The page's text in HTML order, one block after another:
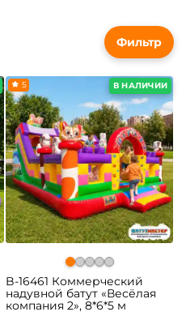
В НАЛИЧИИ
5
B-16461 Коммерческий
надувной батут «Весёлая
компания 2», 8*6*5 м
Фильтр